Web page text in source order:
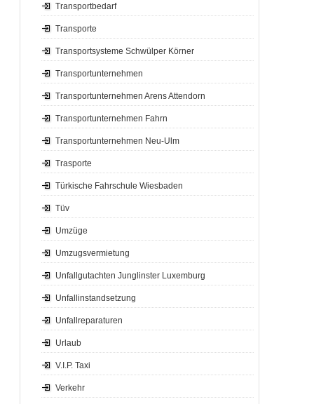
Transportbedarf
Transporte
Transportsysteme Schwülper Körner
Transportunternehmen
Transportunternehmen Arens Attendorn
Transportunternehmen Fahrn
Transportunternehmen Neu-Ulm
Trasporte
Türkische Fahrschule Wiesbaden
Tüv
Umzüge
Umzugsvermietung
Unfallgutachten Junglinster Luxemburg
Unfallinstandsetzung
Unfallreparaturen
Urlaub
V.I.P. Taxi
Verkehr